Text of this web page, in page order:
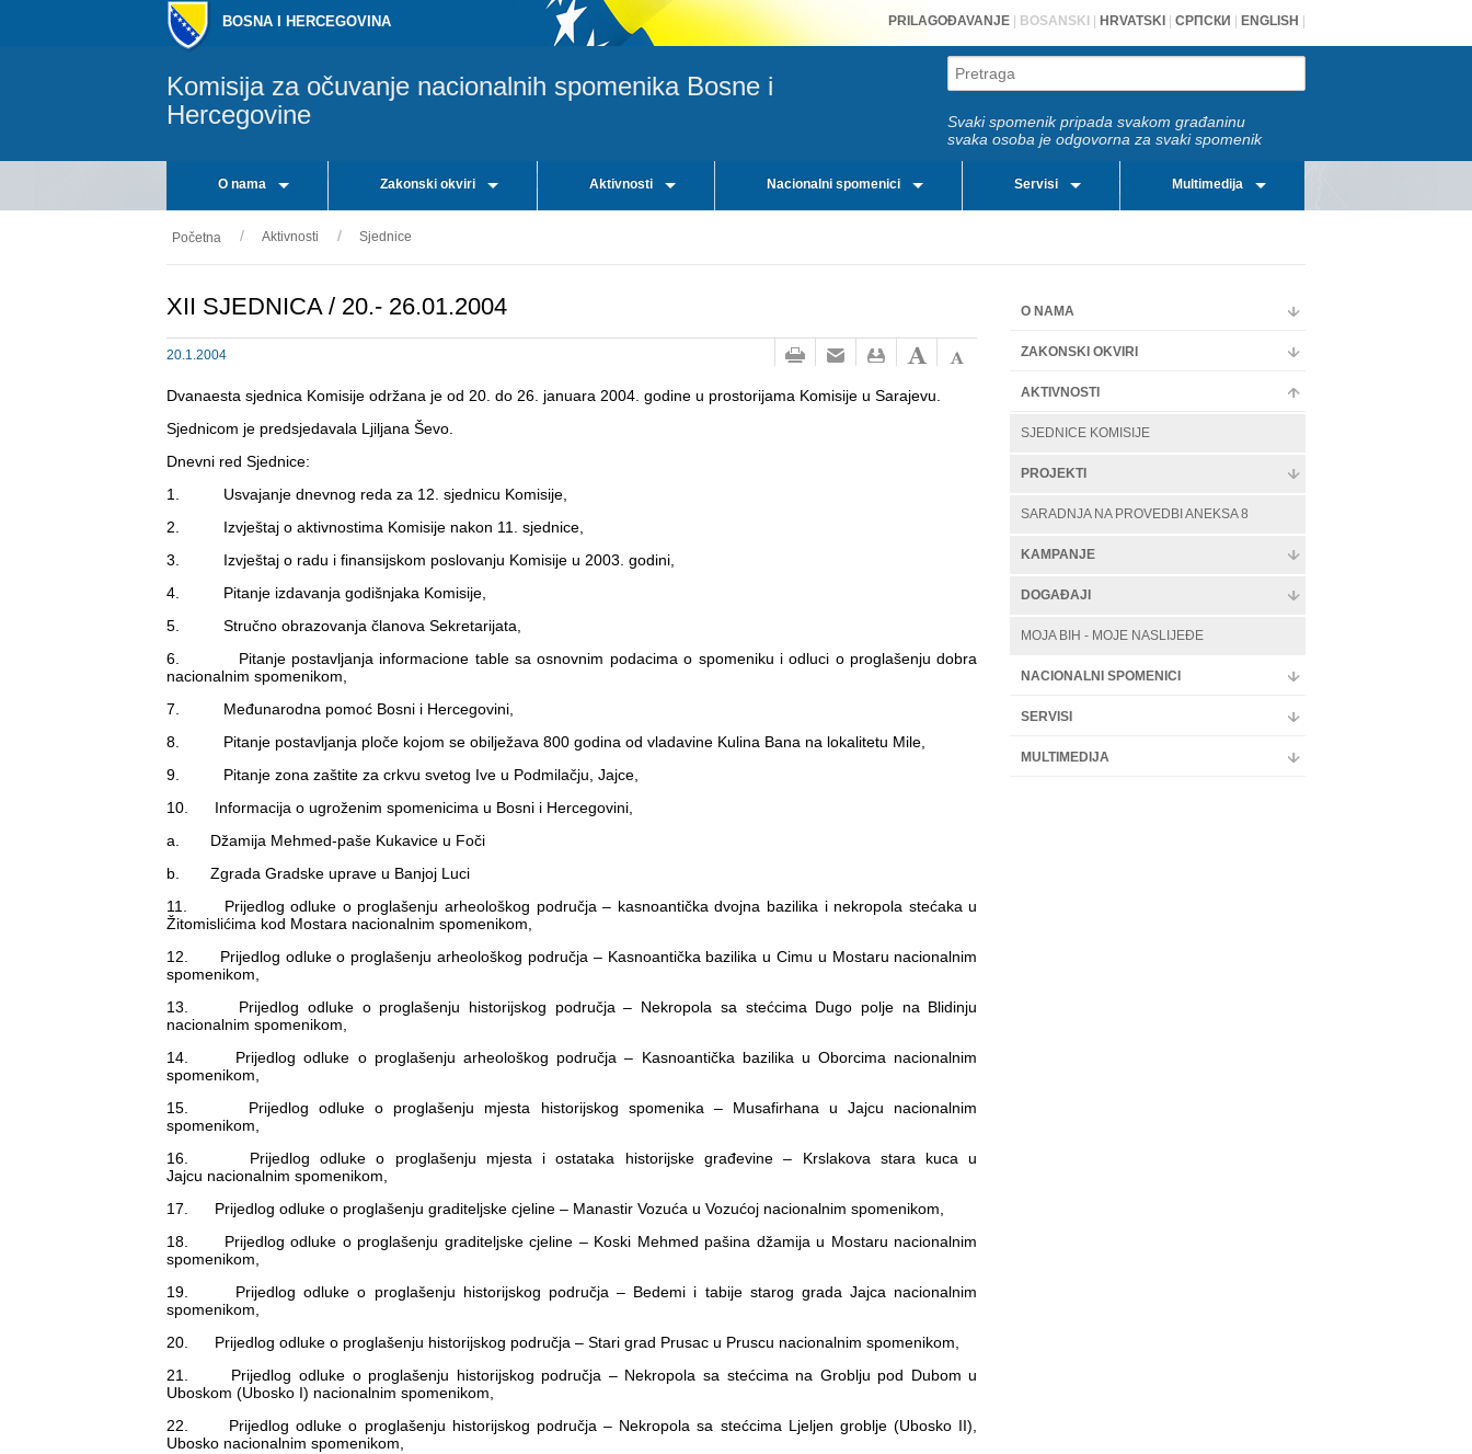
BOSNA I HERCEGOVINA PRILAGOĐAVANJE BOSANSKI HRVATSKI СРПСКИ ENGLISH
Komisija za očuvanje nacionalnih spomenika Bosne i
Hercegovine
Svaki spomenik pripada svakom građaninu
svaka osoba je odgovorna za svaki spomenik
O nama Zakonski okviri Aktivnosti Nacionalni spomenici Servisi Multimedija
Početna Aktivnosti Sjednice
XII SJEDNICA / 20.- 26.01.2004
20.1.2004
Dvanaesta sjednica Komisije održana je od 20. do 26. januara 2004. godine u prostorijama Komisije u Sarajevu.
Sjednicom je predsjedavala Ljiljana Ševo.
Dnevni red Sjednice:
1. Usvajanje dnevnog reda za 12. sjednicu Komisije,
2. Izvještaj o aktivnostima Komisije nakon 11. sjednice,
3. Izvještaj o radu i finansijskom poslovanju Komisije u 2003. godini,
4. Pitanje izdavanja godišnjaka Komisije,
5. Stručno obrazovanja članova Sekretarijata,
6. Pitanje postavljanja informacione table sa osnovnim podacima o spomeniku i odluci o proglašenju dobra
nacionalnim spomenikom,
7. Međunarodna pomoć Bosni i Hercegovini,
8. Pitanje postavljanja ploče kojom se obilježava 800 godina od vladavine Kulina Bana na lokalitetu Mile,
9. Pitanje zona zaštite za crkvu svetog Ive u Podmilačju, Jajce,
10. Informacija o ugroženim spomenicima u Bosni i Hercegovini,
a. Džamija Mehmed-paše Kukavice u Foči
b. Zgrada Gradske uprave u Banjoj Luci
11. Prijedlog odluke o proglašenju arheološkog područja – kasnoantička dvojna bazilika i nekropola stećaka u
Žitomislićima kod Mostara nacionalnim spomenikom,
12. Prijedlog odluke o proglašenju arheološkog područja – Kasnoantička bazilika u Cimu u Mostaru nacionalnim
spomenikom,
13. Prijedlog odluke o proglašenju historijskog područja – Nekropola sa stećcima Dugo polje na Blidinju
nacionalnim spomenikom,
14. Prijedlog odluke o proglašenju arheološkog područja – Kasnoantička bazilika u Oborcima nacionalnim
spomenikom,
15. Prijedlog odluke o proglašenju mjesta historijskog spomenika – Musafirhana u Jajcu nacionalnim
spomenikom,
16. Prijedlog odluke o proglašenju mjesta i ostataka historijske građevine – Krslakova stara kuca u
Jajcu nacionalnim spomenikom,
17. Prijedlog odluke o proglašenju graditeljske cjeline – Manastir Vozuća u Vozućoj nacionalnim spomenikom,
18. Prijedlog odluke o proglašenju graditeljske cjeline – Koski Mehmed pašina džamija u Mostaru nacionalnim
spomenikom,
19. Prijedlog odluke o proglašenju historijskog područja – Bedemi i tabije starog grada Jajca nacionalnim
spomenikom,
20. Prijedlog odluke o proglašenju historijskog područja – Stari grad Prusac u Pruscu nacionalnim spomenikom,
21. Prijedlog odluke o proglašenju historijskog područja – Nekropola sa stećcima na Groblju pod Dubom u
Uboskom (Ubosko I) nacionalnim spomenikom,
22. Prijedlog odluke o proglašenju historijskog područja – Nekropola sa stećcima Ljeljen groblje (Ubosko II),
Ubosko nacionalnim spomenikom,
O NAMA
ZAKONSKI OKVIRI
AKTIVNOSTI
SJEDNICE KOMISIJE
PROJEKTI
SARADNJA NA PROVEDBI ANEKSA 8
KAMPANJE
DOGAĐAJI
MOJA BIH - MOJE NASLIJEĐE
NACIONALNI SPOMENICI
SERVISI
MULTIMEDIJA